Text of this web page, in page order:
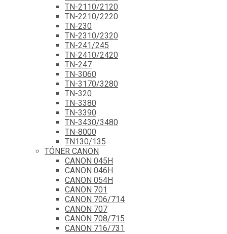
TN-2110/2120
TN-2210/2220
TN-230
TN-2310/2320
TN-241/245
TN-2410/2420
TN-247
TN-3060
TN-3170/3280
TN-320
TN-3380
TN-3390
TN-3430/3480
TN-8000
TN130/135
TÓNER CANON
CANON 045H
CANON 046H
CANON 054H
CANON 701
CANON 706/714
CANON 707
CANON 708/715
CANON 716/731